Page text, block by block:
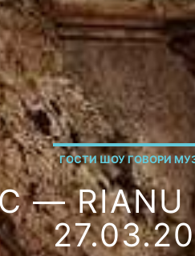
ГОСТИ ШОУ ГОВОРИ
RIANU